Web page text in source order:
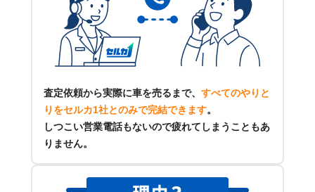
査定依頼から実際に車を売るまで、 すべてのやりと
りをセルカ1社とのみで完結できます。
しつこい営業電話もないので疲れてしまうこともあ
りません。